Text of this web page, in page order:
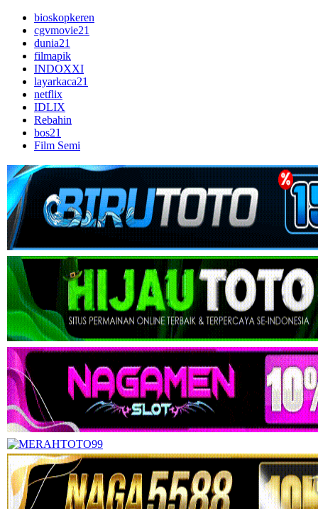
bioskopkeren
cgvmovie21
dunia21
filmapik
INDOXXI
layarkaca21
netflix
IDLIX
Rebahin
bos21
Film Semi